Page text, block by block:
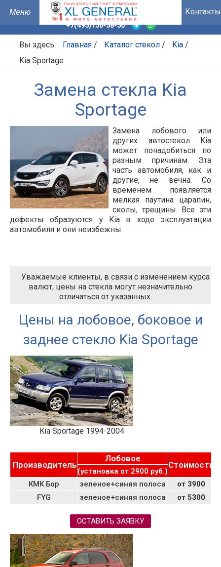
Контакты
+7(495)150-38-50
Вы здесь: Главная / Каталог стекол / Kia /
Kia Sportage
Замена стекла Kia
Sportage
Замена лобового или
других автостекол Kia
может понадобиться по
разным причинам. Эта
часть автомобиля, как и
другие, не вечна. Со
временем появляется
мелкая паутина царапин,
сколы, трещины. Все эти
дефекты образуются у Kia в ходе эксплуатации
автомобиля и они неизбежны.
Уважаемые клиенты, в связи с изменением курса
валют, цены на стекла могут незначительно
отличаться от указанных.
Цены на лобовое, боковое и
заднее стекло Kia Sportage
Kia Sportage 1994-2004
Производитель
Лобовое
Стоимость
(установка от 2900 руб.)
КМК Бор
зеленое+синяя полоса от 3900
FYG
зеленое+синяя полоса от 5300
ОСТАВИТЬ ЗАЯВКУ